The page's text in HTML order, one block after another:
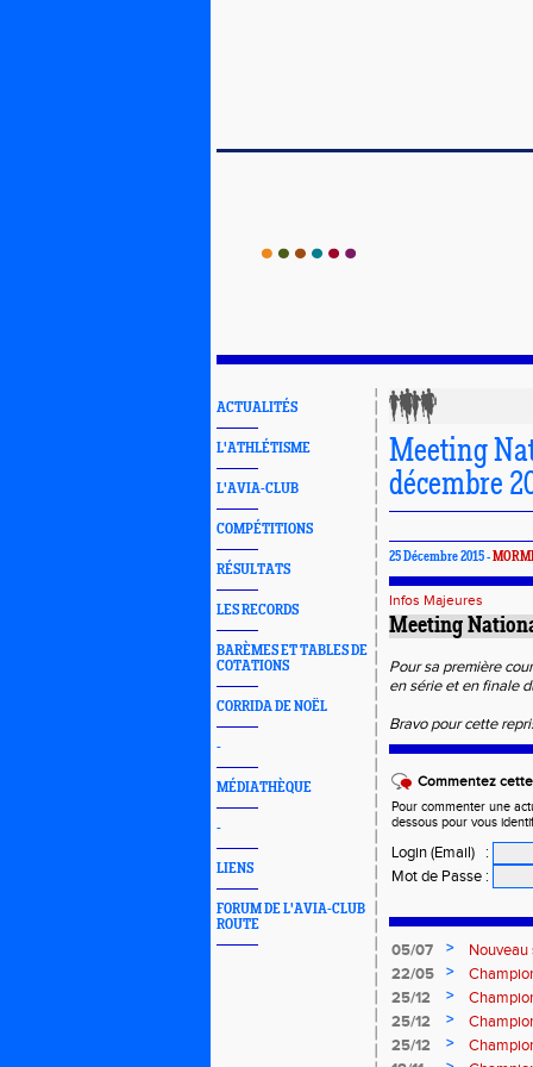
ACTUALITÉS
L'ATHLÉTISME
L'AVIA-CLUB
COMPÉTITIONS
RÉSULTATS
LES RECORDS
BARÈMES ET TABLES DE
COTATIONS
CORRIDA DE NOËL
-
MÉDIATHÈQUE
-
LIENS
FORUM DE L'AVIA-CLUB
ROUTE
Meeting
décembre
25 Décembre 2015 -
Infos Majeures
Meeting
Pour sa première
en série et en finale
Bravo pour cette
Commentez
Pour commenter une
dessous pour vous
Login (Email)
:
Mot de Passe :
05/07 >
Nouveau
22/05
>
mai 2016
25/12 >
25/12 >
25/12 >